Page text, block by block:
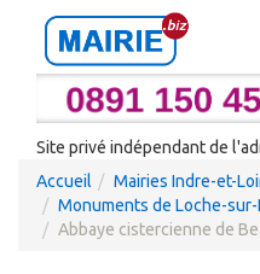
Site privé indépendant de
Accueil
Mairies Indre-et-
Monuments de Loche-
Abbaye cistercienne de